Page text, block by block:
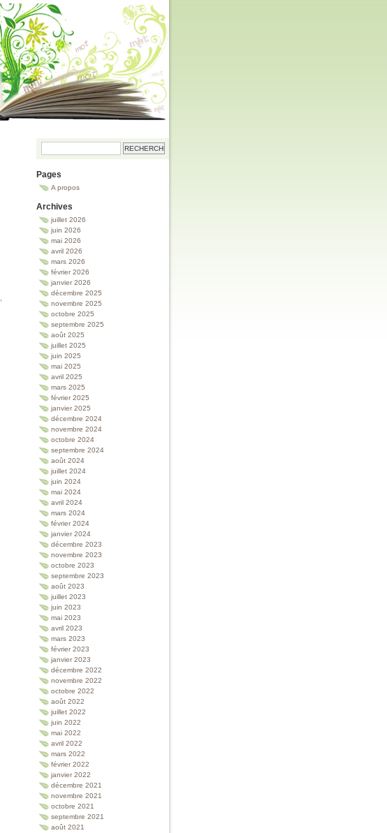
Pages
A propos
Archives
juillet 2026
juin 2026
mai 2026
avril 2026
mars 2026
février 2026
janvier 2026
décembre 2025
novembre 2025
octobre 2025
septembre 2025
août 2025
juillet 2025
juin 2025
mai 2025
avril 2025
mars 2025
février 2025
janvier 2025
décembre 2024
novembre 2024
octobre 2024
septembre 2024
août 2024
juillet 2024
juin 2024
mai 2024
avril 2024
mars 2024
février 2024
janvier 2024
décembre 2023
novembre 2023
octobre 2023
septembre 2023
août 2023
juillet 2023
juin 2023
mai 2023
avril 2023
mars 2023
février 2023
janvier 2023
décembre 2022
novembre 2022
octobre 2022
août 2022
juillet 2022
juin 2022
mai 2022
avril 2022
mars 2022
février 2022
janvier 2022
décembre 2021
novembre 2021
octobre 2021
septembre 2021
août 2021